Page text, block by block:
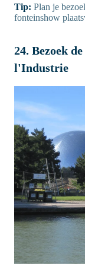
Tip: Plan je
fonteinshow
24. Bezoek
l'Industrie